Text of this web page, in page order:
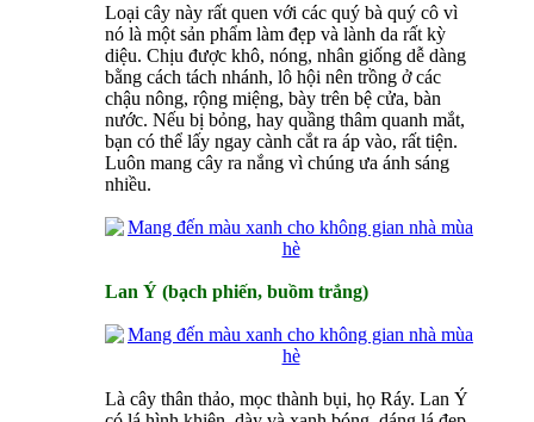
Loại cây này rất quen với các quý bà quý cô vì
nó là một sản phẩm làm đẹp và lành da rất kỳ
diệu. Chịu được khô, nóng, nhân giống dễ dàng
bằng cách tách nhánh, lô hội nên trồng ở các
chậu nông, rộng miệng, bày trên bệ cửa, bàn
nước. Nếu bị bỏng, hay quầng thâm quanh mắt,
bạn có thể lấy ngay cành cắt ra áp vào, rất tiện.
Luôn mang cây ra nắng vì chúng ưa ánh sáng
nhiều.
Lan Ý (bạch phiến, buồm trắng)
Là cây thân thảo, mọc thành bụi, họ Ráy. Lan Ý